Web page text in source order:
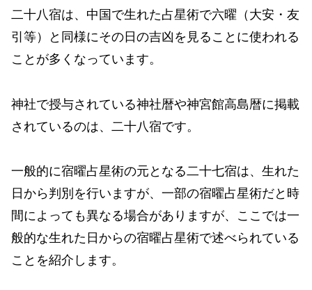
二十八宿は、中国で生れた占星術で六曜（大安・友
引等）と同様にその日の吉凶を見ることに使われる
ことが多くなっています。
神社で授与されている神社暦や神宮館高島暦に掲載
されているのは、二十八宿です。
一般的に宿曜占星術の元となる二十七宿は、生れた
日から判別を行いますが、一部の宿曜占星術だと時
間によっても異なる場合がありますが、ここでは一
般的な生れた日からの宿曜占星術で述べられている
ことを紹介します。